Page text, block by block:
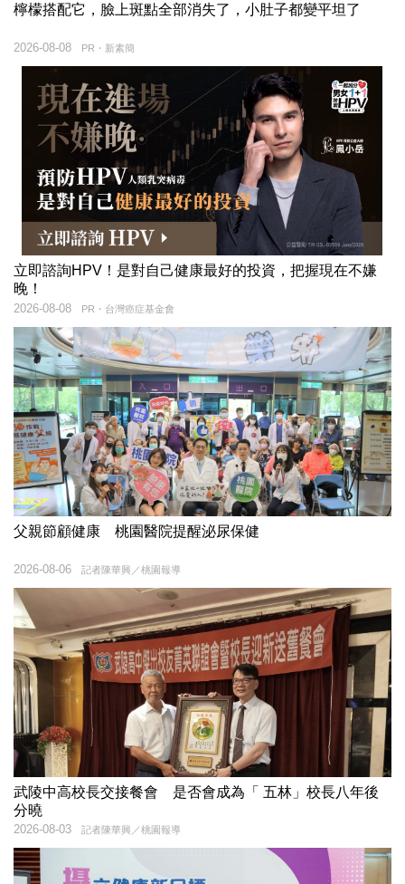
檸檬搭配它，臉上斑點全部消失了，小肚子都變平坦了
PR・新素簡
2026-08-08
立即諮詢HPV！是對自己健康最好的投資，把握現在不嫌
晚！
PR・台灣癌症基金會
2026-08-08
父親節顧健康 桃園醫院提醒泌尿保健
記者陳華興／桃園報導
2026-08-06
武陵中高校長交接餐會 是否會成為「 五林」校長八年後
分曉
記者陳華興／桃園報導
2026-08-03